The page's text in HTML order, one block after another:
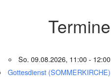
Termine
So. 09.08.2026, 11:00 - 12:00
Gottesdienst (SOMMERKIRCHE)